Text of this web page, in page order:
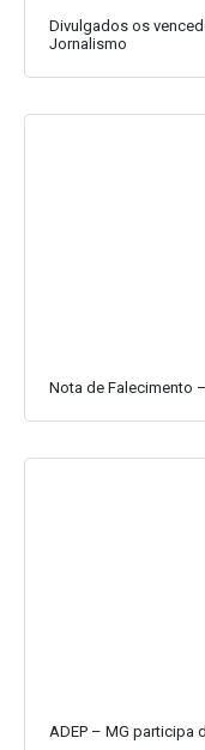
Divulgados os
Jornalismo
Nota de Falecimento
ADEP – MG participa